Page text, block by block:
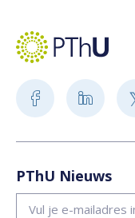
PThU Nieuws